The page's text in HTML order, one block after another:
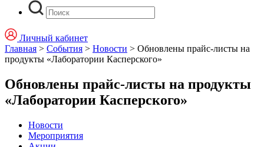
Личный кабинет
Главная > События > Новости > Обновлены прайс-листы на
продукты «Лаборатории Касперского»
Обновлены прайс-листы на продукты
«Лаборатории Касперского»
Новости
Мероприятия